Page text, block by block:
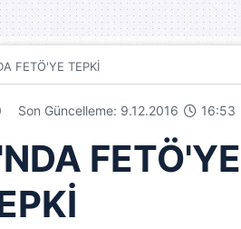
FETÖ'YE TEPKİ
Son Güncelleme: 9.12.2016 16:53
FETÖ'YE